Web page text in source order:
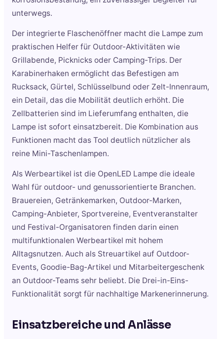
unterwegs.
Der integrierte Flaschenöffner macht die Lampe zum
praktischen Helfer für Outdoor-Aktivitäten wie
Grillabende, Picknicks oder Camping-Trips. Der
Karabinerhaken ermöglicht das Befestigen am
Rucksack, Gürtel, Schlüsselbund oder Zelt-Innenraum,
ein Detail, das die Mobilität deutlich erhöht. Die
Zellbatterien sind im Lieferumfang enthalten, die
Lampe ist sofort einsatzbereit. Die Kombination aus
Funktionen macht das Tool deutlich nützlicher als
reine Mini-Taschenlampen.
Als Werbeartikel ist die OpenLED Lampe die ideale
Wahl für outdoor- und genussorientierte Branchen.
Brauereien, Getränkemarken, Outdoor-Marken,
Camping-Anbieter, Sportvereine, Eventveranstalter
und Festival-Organisatoren finden darin einen
multifunktionalen Werbeartikel mit hohem
Alltagsnutzen. Auch als Streuartikel auf Outdoor-
Events, Goodie-Bag-Artikel und Mitarbeitergeschenk
an Outdoor-Teams sehr beliebt. Die Drei-in-Eins-
Funktionalität sorgt für nachhaltige Markenerinnerung.
Einsatzbereiche und Anlässe